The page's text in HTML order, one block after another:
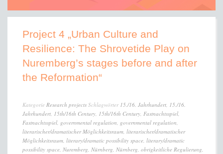
Project 4 „Urban Culture and
Resilience: The Shrovetide Play on
Nuremberg’s stages before and after
the Reformation“
Kategorie Research projects Schlagwörter 15./16. Jahrhundert, 15./16.
Jahrhundert, 15th/16th Century, 15th/16th Century, Fastnachtsspiel,
Fastnachtsspiel, governmental regulation, governmental regulation,
literarischer/dramatischer Möglichkeitsraum, literarischer/dramatischer
Möglichkeitsraum, literary/dramatic possibility space, literary/dramatic
possibility space, Nuremberg, Nürnberg, Nürnberg, obrigkeitliche Regulierung,